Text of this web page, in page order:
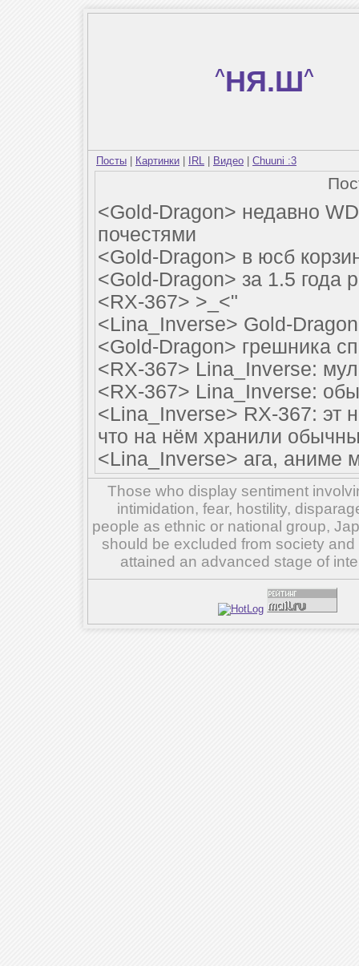
^НЯ.Ш^
Посты Картинки IRL Видео Chuuni :3
<Gold-Dragon> недавно
почестями
<Gold-Dragon> в юсб
<Gold-Dragon> за 1.5 года
<RX-367> >_<"
<Lina_Inverse> Gold-
<Gold-Dragon> грешника
<RX-367> Lina_Inverse:
<RX-367> Lina_Inverse:
<Lina_Inverse> RX-367: эт
что на нём хранили
<Lina_Inverse> ага, аниме
Those who display sentiment
intimidation, fear, hostility,
people as ethnic or national group,
should be excluded from society
attained an advanced stage of